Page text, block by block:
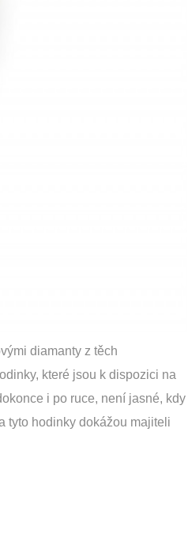
diamanty z těch
které jsou k dispozici na
i po ruce, není jasné, kdy
tyto hodinky dokážou majiteli